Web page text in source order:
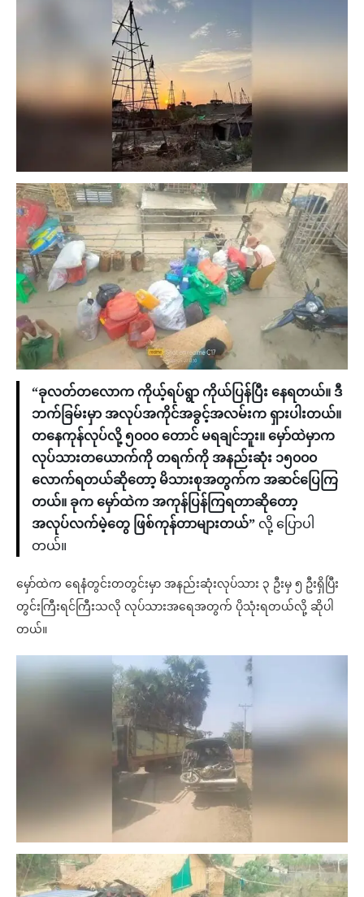
“ခုလတ်တလောက ကိုယ့်ရပ်ရွာ ကိုယ်ပြန်ပြီး နေရတယ်။ ဒီ
ဘက်ခြမ်းမှာ အလုပ်အကိုင်အခွင့်အလမ်းက ရှားပါးတယ်။
တနေကုန်လုပ်လို့ ၅၀၀၀ တောင် မရချင်ဘူး။ မှော်ထဲမှာက
လုပ်သားတယောက်ကို တရက်ကို အနည်းဆုံး ၁၅၀၀၀
လောက်ရတယ်ဆိုတော့ မိသားစုအတွက်က အဆင်ပြေကြ
တယ်။ ခုက မှော်ထဲက အကုန်ပြန်ကြရတာဆိုတော့
အလုပ်လက်မဲ့တွေ ဖြစ်ကုန်တာများတယ်” လို့ ပြောပါ
တယ်။
မှော်ထဲက ရေနံတွင်းတတွင်းမှာ အနည်းဆုံးလုပ်သား ၃ ဦးမှ ၅ ဦးရှိပြီး
တွင်းကြီးရင်ကြီးသလို လုပ်သားအရေအတွက် ပိုသုံးရတယ်လို့ ဆိုပါ
တယ်။